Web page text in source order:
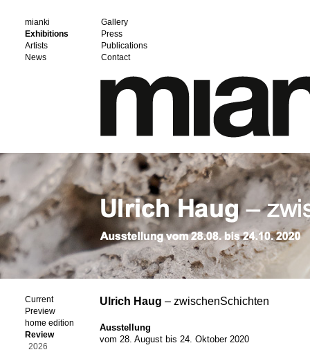
mianki
Gallery
Exhibitions
Press
Artists
Publications
News
Contact
Current
Preview
home edition
Review
2026
Ulrich Haug – zwischenSchichten
Ausstellung
vom 28. August bis 24. Oktober 2020